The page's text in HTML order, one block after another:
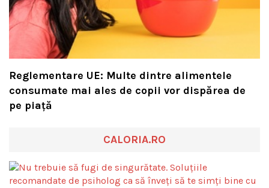
Reglementare UE: Multe dintre alimentele
consumate mai ales de copii vor dispărea de
pe piață
CALORIA.RO